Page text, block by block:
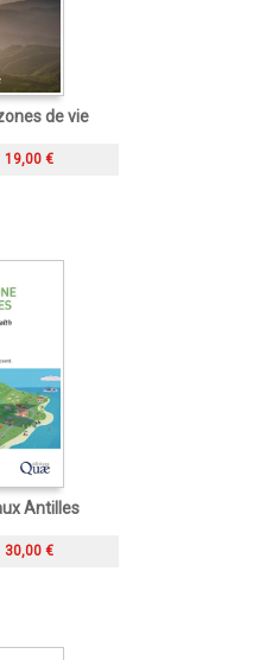
de vie
19,00 €
Antilles
30,00 €